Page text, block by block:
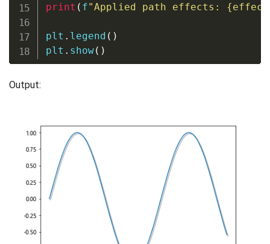
print ( f"Applied path effects: {
plt . legend ( )
plt . show( )
Output: